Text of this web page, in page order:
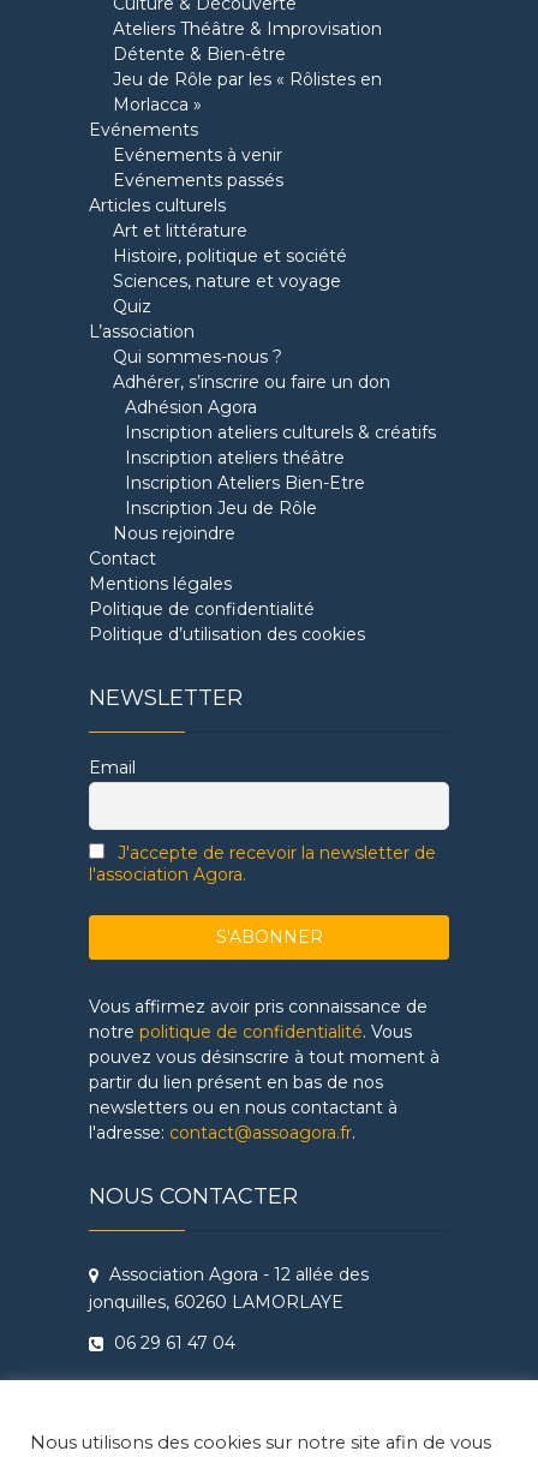
Ateliers Théâtre & Improvisation
Détente & Bien-être
Jeu de Rôle par les « Rôlistes en
Morlacca »
Evénements
Evénements à venir
Evénements passés
Articles culturels
Art et littérature
Histoire, politique et société
Sciences, nature et voyage
Quiz
L’association
Qui sommes-nous ?
Adhérer, s’inscrire ou faire un don
Adhésion Agora
Inscription ateliers culturels & créatifs
Inscription ateliers théâtre
Inscription Ateliers Bien-Etre
Inscription Jeu de Rôle
Nous rejoindre
Contact
Mentions légales
Politique de confidentialité
Politique d’utilisation des cookies
NEWSLETTER
Email
J'accepte de recevoir la newsletter de
l'association Agora.
Vous affirmez avoir pris connaissance de
notre politique de confidentialité. Vous
pouvez vous désinscrire à tout moment à
partir du lien présent en bas de nos
newsletters ou en nous contactant à
l'adresse: contact@assoagora.fr.
NOUS CONTACTER
Association Agora - 12 allée des
jonquilles, 60260 LAMORLAYE
06 29 61 47 04
Règlement intérieur Agora - Ateliers
Nous utilisons des cookies sur notre site afin de vous